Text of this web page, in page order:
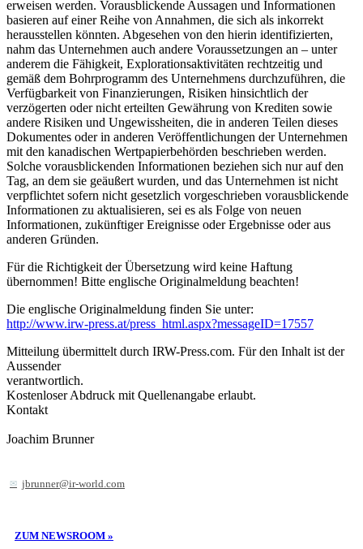
erweisen werden. Vorausblickende Aussagen und Informationen
basieren auf einer Reihe von Annahmen, die sich als inkorrekt
herausstellen könnten. Abgesehen von den hierin identifizierten,
nahm das Unternehmen auch andere Voraussetzungen an ‒ unter
anderem die Fähigkeit, Explorationsaktivitäten rechtzeitig und
gemäß dem Bohrprogramm des Unternehmens durchzuführen, die
Verfügbarkeit von Finanzierungen, Risiken hinsichtlich der
verzögerten oder nicht erteilten Gewährung von Krediten sowie
andere Risiken und Ungewissheiten, die in anderen Teilen dieses
Dokumentes oder in anderen Veröffentlichungen der Unternehmen
mit den kanadischen Wertpapierbehörden beschrieben werden.
Solche vorausblickenden Informationen beziehen sich nur auf den
Tag, an dem sie geäußert wurden, und das Unternehmen ist nicht
verpflichtet sofern nicht gesetzlich vorgeschrieben vorausblickende
Informationen zu aktualisieren, sei es als Folge von neuen
Informationen, zukünftiger Ereignisse oder Ergebnisse oder aus
anderen Gründen.
Für die Richtigkeit der Übersetzung wird keine Haftung
übernommen! Bitte englische Originalmeldung beachten!
Die englische Originalmeldung finden Sie unter:
http://www.irw-press.at/press_html.aspx?messageID=17557
Mitteilung übermittelt durch IRW-Press.com. Für den Inhalt ist der
Aussender
verantwortlich.
Kostenloser Abdruck mit Quellenangabe erlaubt.
Kontakt
Joachim Brunner
jbrunner@ir-world.com
ZUM NEWSROOM »